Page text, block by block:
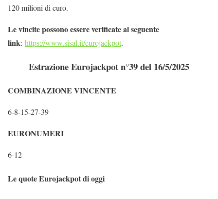
120 milioni di euro.
Le vincite possono essere verificate al seguente
link: https://www.sisal.it/eurojackpot.
Estrazione Eurojackpot n°39 del 16/5/2025
COMBINAZIONE VINCENTE
6-8-15-27-39
EURONUMERI
6-12
Le quote Eurojackpot di oggi